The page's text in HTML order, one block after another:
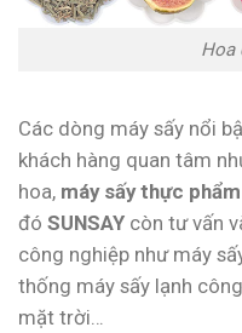
Hoa
Các dòng máy sấy nổi
khách hàng quan tâm
hoa, máy sấy thực phẩm
đó SUNSAY còn tư vấn
công nghiệp như máy
thống máy sấy lạnh
mặt trời…